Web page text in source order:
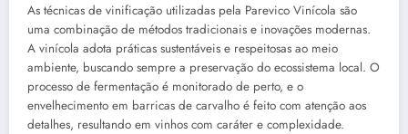
As técnicas de vinificação utilizadas pela Parevico Vinícola são
uma combinação de métodos tradicionais e inovações modernas.
A vinícola adota práticas sustentáveis e respeitosas ao meio
ambiente, buscando sempre a preservação do ecossistema local. O
processo de fermentação é monitorado de perto, e o
envelhecimento em barricas de carvalho é feito com atenção aos
detalhes, resultando em vinhos com caráter e complexidade.